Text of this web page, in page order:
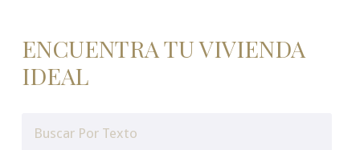
ENCUENTRA TU VIVIENDA
IDEAL